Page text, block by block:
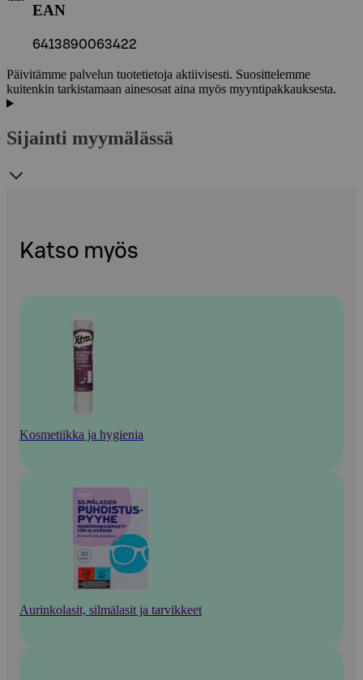
EAN
6413890063422
Päivitämme palvelun tuotetietoja aktiivisesti. Suosittelemme
kuitenkin tarkistamaan ainesosat aina myös myyntipakkauksesta.
Sijainti myymälässä
Katso myös
Kosmetiikka ja hygienia
Aurinkolasit, silmälasit ja tarvikkeet